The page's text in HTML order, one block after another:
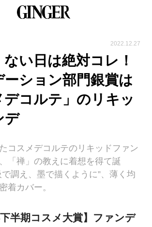
2022.12.27
い日は絶対コレ！
ーション部門銀賞は
デコルテ」のリキッ
デ
コスメデコルテのリキッドファン
「禅」の教えに着想を得て誕
調え、墨で描くように”、薄く均
着カバー。
下半期コスメ大賞】ファンデ